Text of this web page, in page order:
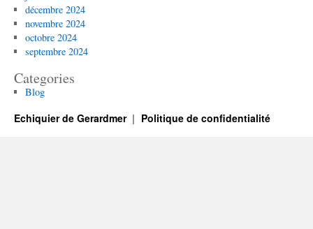
décembre 2024
novembre 2024
octobre 2024
septembre 2024
Categories
Blog
Echiquier de Gerardmer Politique de confidentialité